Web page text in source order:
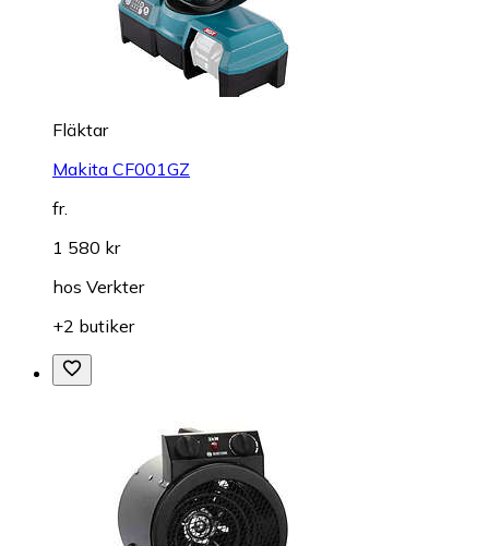
Fläktar
Makita CF001GZ
fr.
1 580 kr
hos Verkter
+2 butiker